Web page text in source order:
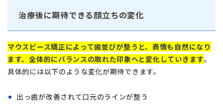
治療後に期待できる顔立ちの変化
マウスピース矯正によって歯並びが整うと、表情も自然になり
ます。全体的にバランスの取れた印象へと変化していきます。
具体的には以下のような変化が期待できます。
出っ歯が改善されて口元のラインが整う